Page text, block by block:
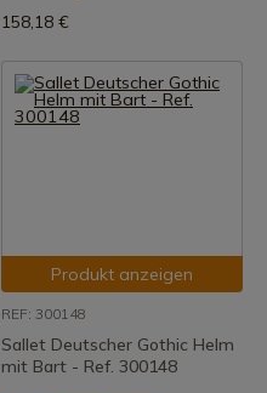
158,18 €
Produkt anzeigen
REF: 300148
Sallet Deutscher Gothic Helm
mit Bart - Ref. 300148